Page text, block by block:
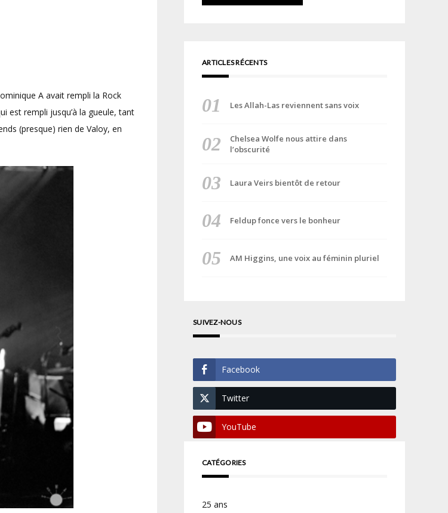
A avait rempli la Rock
est rempli jusqu’à la gueule, tant
(presque) rien de Valoy, en
ARTICLES RÉCENTS
Les Allah-Las reviennent sans voix
Chelsea Wolfe nous attire dans
l’obscurité
Laura Veirs bientôt de retour
Feldup fonce vers le bonheur
AM Higgins, une voix au féminin pluriel
SUIVEZ-NOUS
Facebook
Twitter
YouTube
CATÉGORIES
25 ans